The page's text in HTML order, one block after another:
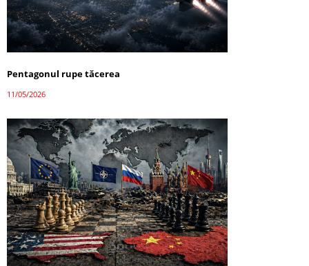
Pentagonul rupe tăcerea
11/05/2026